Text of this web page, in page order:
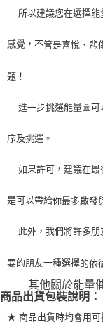
所以建議您在選擇
感覺，不管是喜悅、悲
題！
進一步挑選能量圖
序及挑選。
如果許可，建議在
是可以帶給你最多啟發
此外，我們將許多
要的朋友一種選擇的依
其他關於能量
商品出貨包裝說明：
★ 商品出貨時均會用可